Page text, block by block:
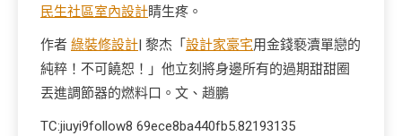
民生社區室內設計睛生疼。
作者 綠裝修設計| 黎杰「 設計家豪宅用金錢褻瀆單戀的
純粹！不可饒恕！」他立刻將身邊所有的過期甜甜圈
丟進調節器的燃料口。文、趙鵬
TC:jiuyi9follow8 69ece8ba440fb5.82193135